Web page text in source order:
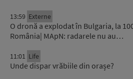
13:59 Externe
O dronă a explodat în Bulgaria, la
România| MApN: radarele nu au…
11:01 Life
Unde dispar vrăbiile din orașe?